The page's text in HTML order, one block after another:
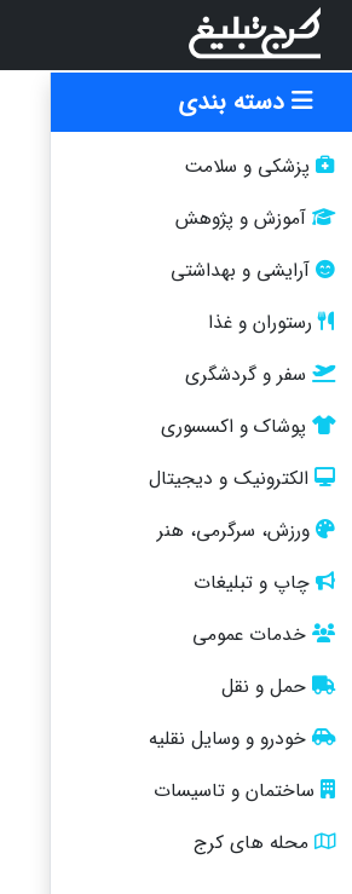
دسته بندی
پزشکی و سلامت
آموزش و پژوهش
آرایشی و بهداشتی
رستوران و غذا
سفر و گردشگری
پوشاک و اکسسوری
الکترونیک و دیجیتال
ورزش، سرگرمی، هنر
چاپ و تبلیغات
خدمات عمومی
حمل و نقل
خودرو و وسایل نقلیه
ساختمان و تاسیسات
محله های کرج